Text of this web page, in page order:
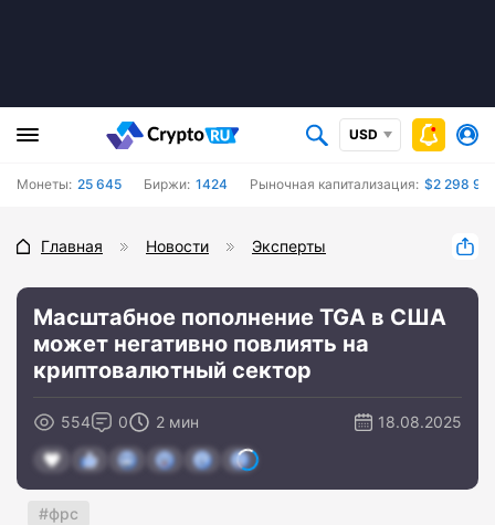
USD
Монеты: 25 645 Биржи: 1424 Рыночная капитализация: $2 298
Главная Новости Эксперты
Масштабное пополнение TGA в США
может негативно повлиять на
криптовалютный сектор
554 0 2 мин 18.08.2025
фрс